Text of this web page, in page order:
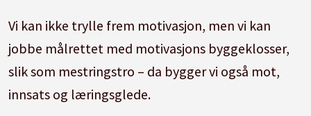
Vi kan ikke trylle frem motivasjon, men vi kan
jobbe målrettet med motivasjons byggeklosser,
slik som mestringstro – da bygger vi også mot,
innsats og læringsglede.